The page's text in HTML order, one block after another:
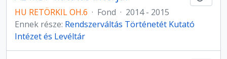
HU RETÖRKIL OH.6 · Fond · 2014 - 2015
Ennek része: Rendszerváltás Történetét Kutató
Intézet és Levéltár